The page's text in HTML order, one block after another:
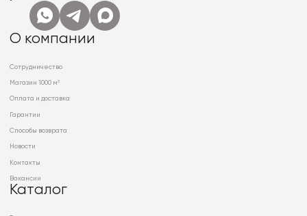
О компании
Сотрудничество
Магазин 1000 м²
Оплата и доставка
Гарантии
Способы возврата
Новости
Контакты
Вакансии
Каталог